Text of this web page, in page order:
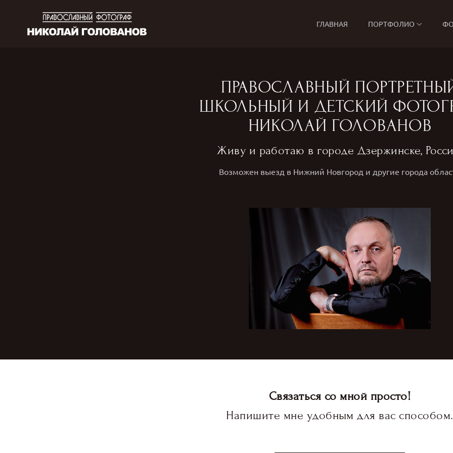
ГЛАВНАЯ ПОРТФОЛИО
ПРАВОСЛАВНЫЙ
ШКОЛЬНЫЙ И ДЕТСКИЙ
НИКОЛАЙ ГОЛОВАНОВ
Живу и работаю в городе Дзержинске,
Возможен выезд в Нижний Новгород и другие города
Связаться со мной просто!
Напишите мне удобным для вас способом.